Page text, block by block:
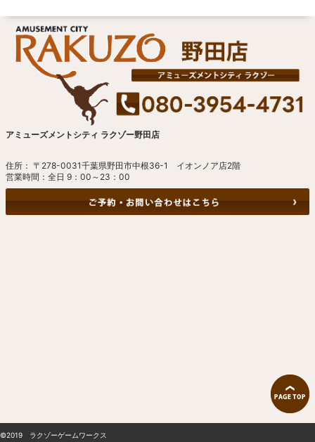
アミューズメントシティ ラクゾー野田店
住所： 〒278-0031千葉県野田市中根36-1 イオンノア店2階
営業時間：全日 9：00～23：00
©2019 ラクゾーゲームワークス